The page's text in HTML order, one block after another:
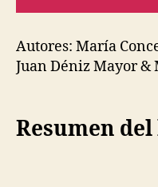
Autores: María
Juan Déniz Mayor &
Resumen